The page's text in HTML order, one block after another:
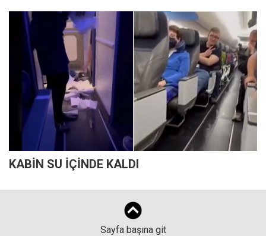
KABİN SU İÇİNDE KALDI
Sayfa başına git